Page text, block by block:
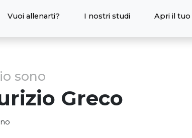
Vuoi allenarti? I nostri studi Apri il tuo
sono
Greco